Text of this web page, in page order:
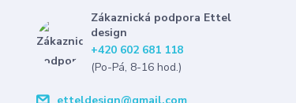
Zákaznická podpora Ettel
design
+420 602 681 118
(Po-Pá, 8-16 hod.)